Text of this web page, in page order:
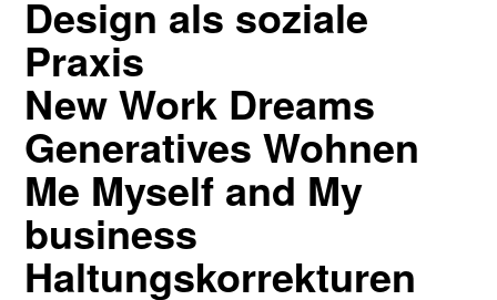
Design als soziale
Praxis
New Work Dreams
Generatives Wohnen
Me Myself and My
business
Haltungskorrekturen